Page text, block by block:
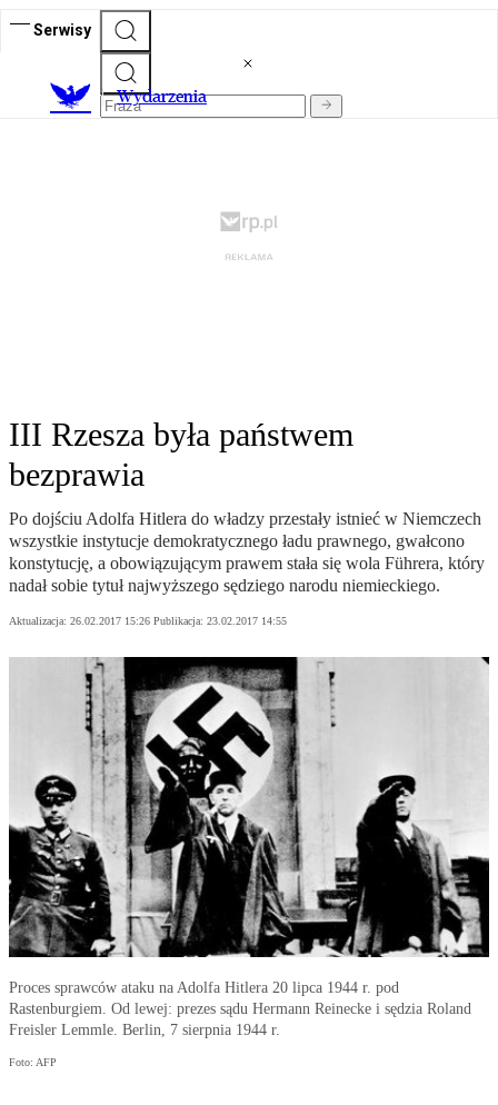
Serwisy
Wydarzenia
III Rzesza była państwem
bezprawia
Po dojściu Adolfa Hitlera do władzy przestały istnieć w Niemczech
wszystkie instytucje demokratycznego ładu prawnego, gwałcono
konstytucję, a obowiązującym prawem stała się wola Führera, który
nadał sobie tytuł najwyższego sędziego narodu niemieckiego.
Aktualizacja: 26.02.2017 15:26 Publikacja: 23.02.2017 14:55
Proces sprawców ataku na Adolfa Hitlera 20 lipca 1944 r. pod
Rastenburgiem. Od lewej: prezes sądu Hermann Reinecke i sędzia Roland
Freisler Lemmle. Berlin, 7 sierpnia 1944 r.
Foto: AFP